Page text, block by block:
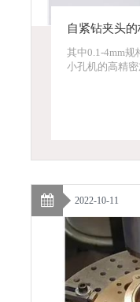
自紧钻夹头
其中0.1-4mm
小孔机的高精密
2022-10-11